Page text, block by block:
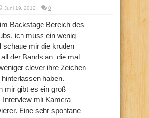
Juni 19, 2012 0
Backstage Bereich des
ich muss ein wenig
schaue mir die kruden
der Bands an, die mal
clever ihre Zeichen
haben.
mir gibt es ein groß
Interview mit Kamera –
Eine sehr spontane